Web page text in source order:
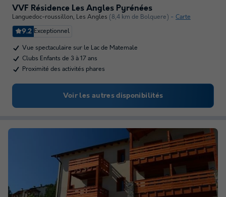
VVF Résidence Les Angles Pyrénées
Languedoc-roussillon, Les Angles (8,4 km de Bolquere) Carte
9.2 Exceptionnel
Vue spectaculaire sur le Lac de Matemale
Clubs Enfants de 3 à 17 ans
Proximité des activités phares
Voir les autres disponibilités